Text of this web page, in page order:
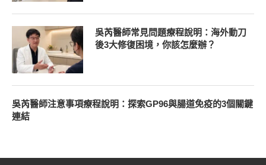
吳芮醫師常見問題療程說明：海外動刀
後3大修復困境，你該怎麼辦？
吳芮醫師注意事項療程說明：探索GP96與腸道免疫的3個關鍵
連結